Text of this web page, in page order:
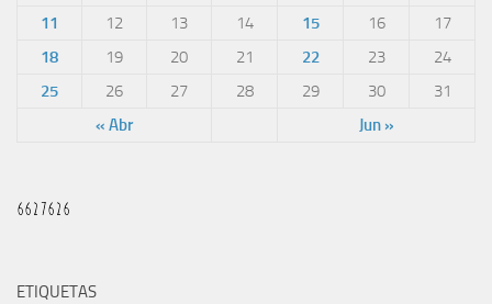
« Abr Jun »
11
12 13 14 15 16
17
18
19 20 21 22 23
24
25
26 27 28 29 30 31
ETIQUETAS